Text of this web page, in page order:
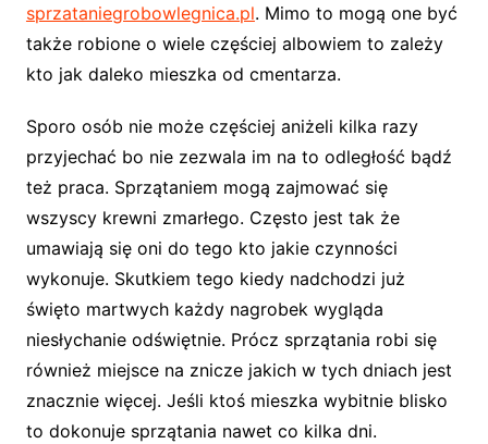
sprzataniegrobowlegnica.pl. Mimo to mogą one być
także robione o wiele częściej albowiem to zależy
kto jak daleko mieszka od cmentarza.
Sporo osób nie może częściej aniżeli kilka razy
przyjechać bo nie zezwala im na to odległość bądź
też praca. Sprzątaniem mogą zajmować się
wszyscy krewni zmarłego. Często jest tak że
umawiają się oni do tego kto jakie czynności
wykonuje. Skutkiem tego kiedy nadchodzi już
święto martwych każdy nagrobek wygląda
niesłychanie odświętnie. Prócz sprzątania robi się
również miejsce na znicze jakich w tych dniach jest
znacznie więcej. Jeśli ktoś mieszka wybitnie blisko
to dokonuje sprzątania nawet co kilka dni.